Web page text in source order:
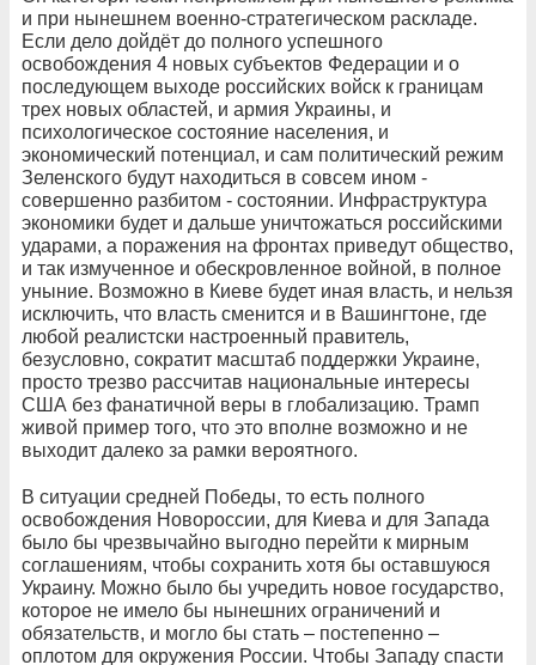
и при нынешнем военно-стратегическом раскладе.
Если дело дойдёт до полного успешного
освобождения 4 новых субъектов Федерации и о
последующем выходе российских войск к границам
трех новых областей, и армия Украины, и
психологическое состояние населения, и
экономический потенциал, и сам политический режим
Зеленского будут находиться в совсем ином -
совершенно разбитом - состоянии. Инфраструктура
экономики будет и дальше уничтожаться российскими
ударами, а поражения на фронтах приведут общество,
и так измученное и обескровленное войной, в полное
уныние. Возможно в Киеве будет иная власть, и нельзя
исключить, что власть сменится и в Вашингтоне, где
любой реалистски настроенный правитель,
безусловно, сократит масштаб поддержки Украине,
просто трезво рассчитав национальные интересы
США без фанатичной веры в глобализацию. Трамп
живой пример того, что это вполне возможно и не
выходит далеко за рамки вероятного.
В ситуации средней Победы, то есть полного
освобождения Новороссии, для Киева и для Запада
было бы чрезвычайно выгодно перейти к мирным
соглашениям, чтобы сохранить хотя бы оставшуюся
Украину. Можно было бы учредить новое государство,
которое не имело бы нынешних ограничений и
обязательств, и могло бы стать – постепенно –
оплотом для окружения России. Чтобы Западу спасти